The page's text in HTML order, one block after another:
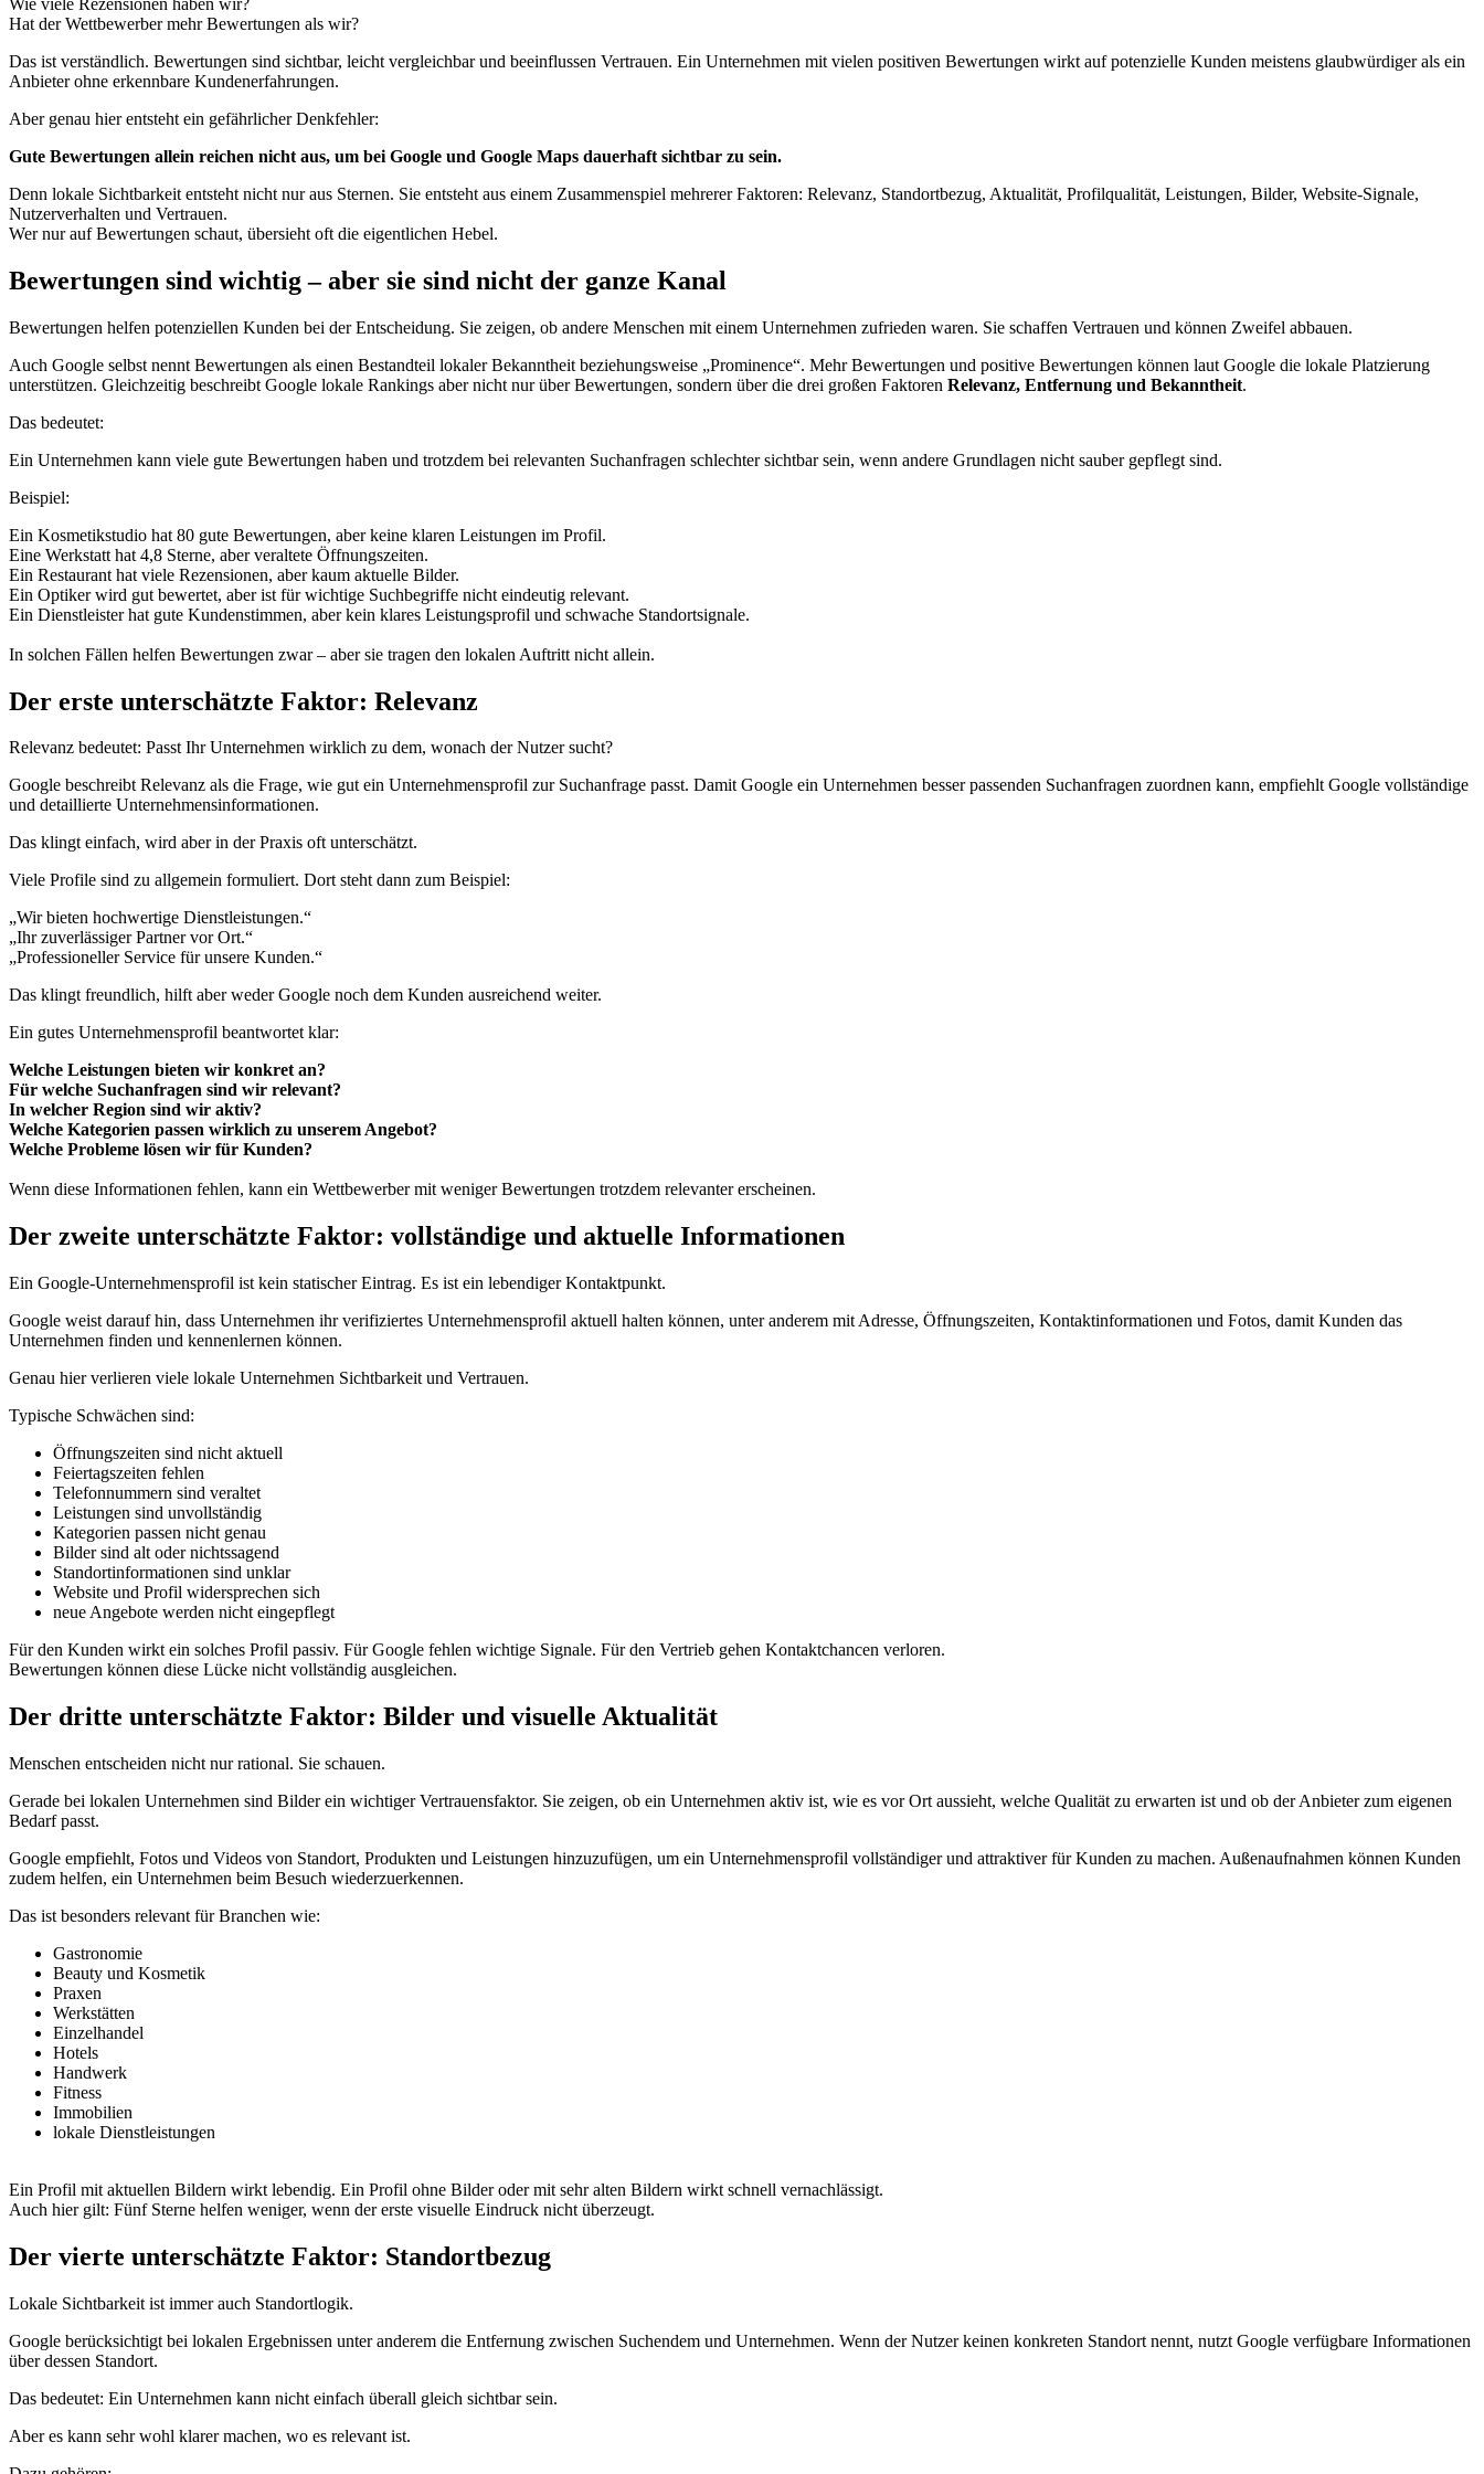
Hat der Wettbewerber mehr Bewertungen als wir?
Das ist verständlich. Bewertungen sind sichtbar, leicht vergleichbar und beeinflussen Vertrauen. Ein Unternehmen mit vielen positiven Bewertungen wirkt auf potenzielle Kunden meistens glaubwürdiger als ein
Anbieter ohne erkennbare Kundenerfahrungen.
Aber genau hier entsteht ein gefährlicher Denkfehler:
Gute Bewertungen allein reichen nicht aus, um bei Google und Google Maps dauerhaft sichtbar zu sein.
Denn lokale Sichtbarkeit entsteht nicht nur aus Sternen. Sie entsteht aus einem Zusammenspiel mehrerer Faktoren: Relevanz, Standortbezug, Aktualität, Profilqualität, Leistungen, Bilder, Website-Signale,
Nutzerverhalten und Vertrauen.
Wer nur auf Bewertungen schaut, übersieht oft die eigentlichen Hebel.
Bewertungen sind wichtig – aber sie sind nicht der ganze Kanal
Bewertungen helfen potenziellen Kunden bei der Entscheidung. Sie zeigen, ob andere Menschen mit einem Unternehmen zufrieden waren. Sie schaffen Vertrauen und können Zweifel abbauen.
Auch Google selbst nennt Bewertungen als einen Bestandteil lokaler Bekanntheit beziehungsweise „Prominence“. Mehr Bewertungen und positive Bewertungen können laut Google die lokale Platzierung
unterstützen. Gleichzeitig beschreibt Google lokale Rankings aber nicht nur über Bewertungen, sondern über die drei großen Faktoren Relevanz, Entfernung und Bekanntheit.
Das bedeutet:
Ein Unternehmen kann viele gute Bewertungen haben und trotzdem bei relevanten Suchanfragen schlechter sichtbar sein, wenn andere Grundlagen nicht sauber gepflegt sind.
Beispiel:
Ein Kosmetikstudio hat 80 gute Bewertungen, aber keine klaren Leistungen im Profil.
Eine Werkstatt hat 4,8 Sterne, aber veraltete Öffnungszeiten.
Ein Restaurant hat viele Rezensionen, aber kaum aktuelle Bilder.
Ein Optiker wird gut bewertet, aber ist für wichtige Suchbegriffe nicht eindeutig relevant.
Ein Dienstleister hat gute Kundenstimmen, aber kein klares Leistungsprofil und schwache Standortsignale.
In solchen Fällen helfen Bewertungen zwar – aber sie tragen den lokalen Auftritt nicht allein.
Der erste unterschätzte Faktor: Relevanz
Relevanz bedeutet: Passt Ihr Unternehmen wirklich zu dem, wonach der Nutzer sucht?
Google beschreibt Relevanz als die Frage, wie gut ein Unternehmensprofil zur Suchanfrage passt. Damit Google ein Unternehmen besser passenden Suchanfragen zuordnen kann, empfiehlt Google vollständige
und detaillierte Unternehmensinformationen.
Das klingt einfach, wird aber in der Praxis oft unterschätzt.
Viele Profile sind zu allgemein formuliert. Dort steht dann zum Beispiel:
„Wir bieten hochwertige Dienstleistungen.“
„Ihr zuverlässiger Partner vor Ort.“
„Professioneller Service für unsere Kunden.“
Das klingt freundlich, hilft aber weder Google noch dem Kunden ausreichend weiter.
Ein gutes Unternehmensprofil beantwortet klar:
Welche Leistungen bieten wir konkret an?
Für welche Suchanfragen sind wir relevant?
In welcher Region sind wir aktiv?
Welche Kategorien passen wirklich zu unserem Angebot?
Welche Probleme lösen wir für Kunden?
Wenn diese Informationen fehlen, kann ein Wettbewerber mit weniger Bewertungen trotzdem relevanter erscheinen.
Der zweite unterschätzte Faktor: vollständige und aktuelle Informationen
Ein Google-Unternehmensprofil ist kein statischer Eintrag. Es ist ein lebendiger Kontaktpunkt.
Google weist darauf hin, dass Unternehmen ihr verifiziertes Unternehmensprofil aktuell halten können, unter anderem mit Adresse, Öffnungszeiten, Kontaktinformationen und Fotos, damit Kunden das
Unternehmen finden und kennenlernen können.
Genau hier verlieren viele lokale Unternehmen Sichtbarkeit und Vertrauen.
Typische Schwächen sind:
Öffnungszeiten sind nicht aktuell
Feiertagszeiten fehlen
Telefonnummern sind veraltet
Leistungen sind unvollständig
Kategorien passen nicht genau
Bilder sind alt oder nichtssagend
Standortinformationen sind unklar
Website und Profil widersprechen sich
neue Angebote werden nicht eingepflegt
Für den Kunden wirkt ein solches Profil passiv. Für Google fehlen wichtige Signale. Für den Vertrieb gehen Kontaktchancen verloren.
Bewertungen können diese Lücke nicht vollständig ausgleichen.
Der dritte unterschätzte Faktor: Bilder und visuelle Aktualität
Menschen entscheiden nicht nur rational. Sie schauen.
Gerade bei lokalen Unternehmen sind Bilder ein wichtiger Vertrauensfaktor. Sie zeigen, ob ein Unternehmen aktiv ist, wie es vor Ort aussieht, welche Qualität zu erwarten ist und ob der Anbieter zum eigenen
Bedarf passt.
Google empfiehlt, Fotos und Videos von Standort, Produkten und Leistungen hinzuzufügen, um ein Unternehmensprofil vollständiger und attraktiver für Kunden zu machen. Außenaufnahmen können Kunden
zudem helfen, ein Unternehmen beim Besuch wiederzuerkennen.
Das ist besonders relevant für Branchen wie:
Gastronomie
Beauty und Kosmetik
Praxen
Werkstätten
Einzelhandel
Hotels
Handwerk
Fitness
Immobilien
lokale Dienstleistungen
Ein Profil mit aktuellen Bildern wirkt lebendig. Ein Profil ohne Bilder oder mit sehr alten Bildern wirkt schnell vernachlässigt.
Auch hier gilt: Fünf Sterne helfen weniger, wenn der erste visuelle Eindruck nicht überzeugt.
Der vierte unterschätzte Faktor: Standortbezug
Lokale Sichtbarkeit ist immer auch Standortlogik.
Google berücksichtigt bei lokalen Ergebnissen unter anderem die Entfernung zwischen Suchendem und Unternehmen. Wenn der Nutzer keinen konkreten Standort nennt, nutzt Google verfügbare Informationen
über dessen Standort.
Das bedeutet: Ein Unternehmen kann nicht einfach überall gleich sichtbar sein.
Aber es kann sehr wohl klarer machen, wo es relevant ist.